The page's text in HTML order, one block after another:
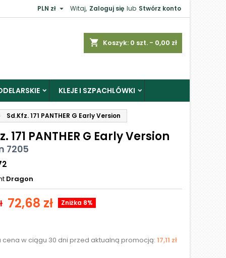
Witaj, Zaloguj się lub Stwórz konto
PLN zł 
shopping_cart Koszyk: 0 szt. - 0,00 zł
KLEJE I SZPACHLÓWKI
Sd.Kfz. 171 PANTHER G Early Version
171 PANTHER G Early Version
7205
Dragon
72,68 zł Zniżka 8%
cena w ciągu 30 dni przed aktualną promocją: 17,11 zł